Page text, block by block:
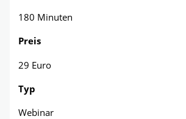
180 Minuten
Preis
29 Euro
Typ
Webinar